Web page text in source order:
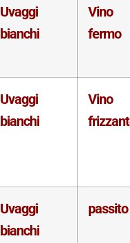
Uvaggi
bianchi
Vino
fermo
Uvaggi
bianchi
Vino
Uvaggi
bianchi
passito